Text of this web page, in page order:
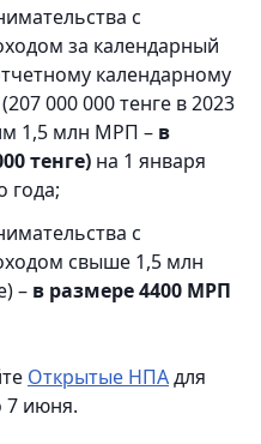
с
за календарный
календарному
000 000 тенге в 2023
1,5 млн МРП – в
тенге) на 1 января
года;
с
свыше 1,5 млн
– в размере 4400 МРП
Открытые НПАдля
7 июня.